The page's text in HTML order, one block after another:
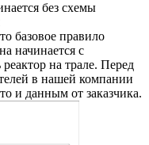
без схемы
базовое правило
начинается с
на трале. Перед
в нашей компании
и данным от заказчика.